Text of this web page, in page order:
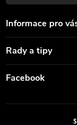
Informace pro
Rady a tipy
Facebook